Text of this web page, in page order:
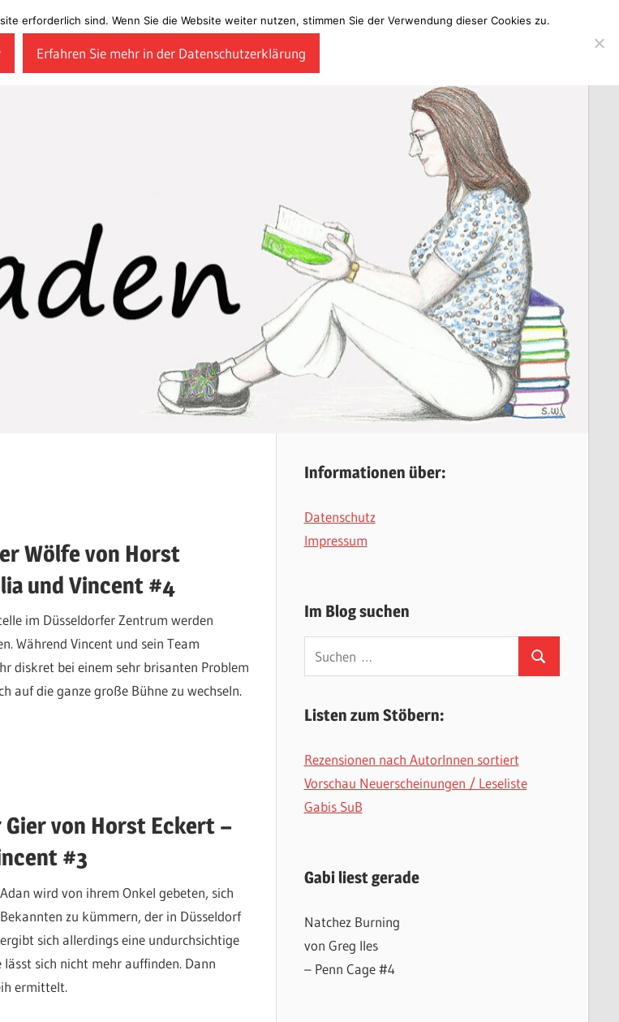
Wölfe von Horst
und Vincent #4
im Düsseldorfer Zentrum werden
Während Vincent und sein Team
diskret bei einem sehr brisanten Problem
auf die ganze große Bühne zu wechseln.
Gier von Horst Eckert –
#3
wird von ihrem Onkel gebeten, sich
zu kümmern, der in Düsseldorf
sich allerdings eine undurchsichtige
sich nicht mehr auffinden. Dann
ermittelt.
Informationen über:
Datenschutz
Impressum
Im Blog suchen
Suchen
nach:
Suchen
Listen zum Stöbern:
Rezensionen nach AutorInnen sortiert
Vorschau Neuerscheinungen / Leseliste
Gabis SuB
Gabi liest gerade
Natchez Burning
von Greg Iles
– Penn Cage #4
erforderlich sind. Wenn Sie die Website weiter nutzen, stimmen Sie der Verwendung dieser Cookies zu.
Erfahren Sie mehr in der Datenschutzerklärung